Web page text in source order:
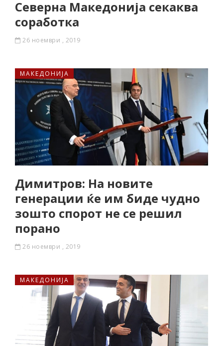
Северна Македонија секаква
соработка
26 ноември , 2019
МАКЕДОНИЈА
Димитров: На новите
генерации ќе им биде чудно
зошто спорот не се решил
порано
26 ноември , 2019
МАКЕДОНИЈА